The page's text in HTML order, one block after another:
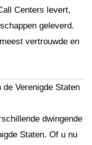
Centers levert,
geleverd.
vertrouwde en
Verenigde Staten
dwingende
Staten. Of u nu